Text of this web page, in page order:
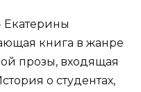
Екатерины
книга в жанре
прозы, входящая
о студентах,